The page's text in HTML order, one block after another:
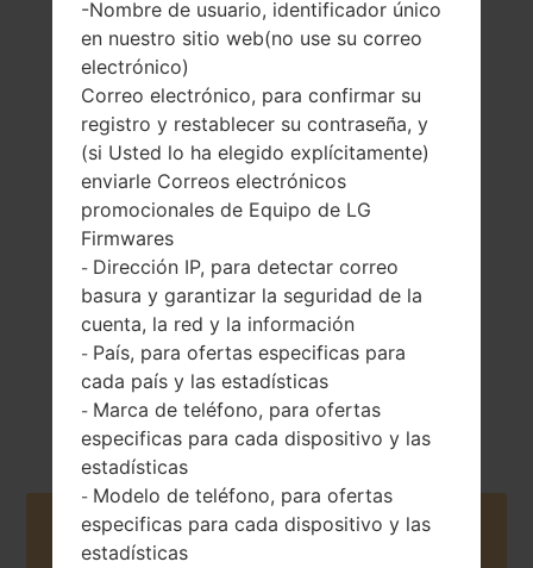
pulgada)
115 gramos (4.06
onzas)
Extraíble Li-Ion
900 mAh
Unknown
Octubre, 2009
Buy accessories on Amazon
-Nombre de usuario, identificador único
en nuestro sitio web(no use su correo
electrónico)
Correo electrónico, para confirmar su
registro y restablecer su contraseña, y
(si Usted lo ha elegido explícitamente)
enviarle Correos electrónicos
promocionales de Equipo de LG
Firmwares
- Dirección IP, para detectar correo
basura y garantizar la seguridad de la
cuenta, la red y la información
- País, para ofertas especificas para
cada país y las estadísticas
- Marca de teléfono, para ofertas
especificas para cada dispositivo y las
estadísticas
- Modelo de teléfono, para ofertas
especificas para cada dispositivo y las
estadísticas